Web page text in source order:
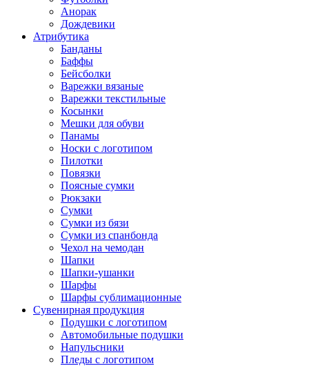
Анорак
Дождевики
Атрибутика
Банданы
Баффы
Бейсболки
Варежки вязаные
Варежки текстильные
Косынки
Мешки для обуви
Панамы
Носки с логотипом
Пилотки
Повязки
Поясные сумки
Рюкзаки
Сумки
Сумки из бязи
Сумки из спанбонда
Чехол на чемодан
Шапки
Шапки-ушанки
Шарфы
Шарфы сублимационные
Сувенирная продукция
Подушки с логотипом
Автомобильные подушки
Напульсники
Пледы с логотипом